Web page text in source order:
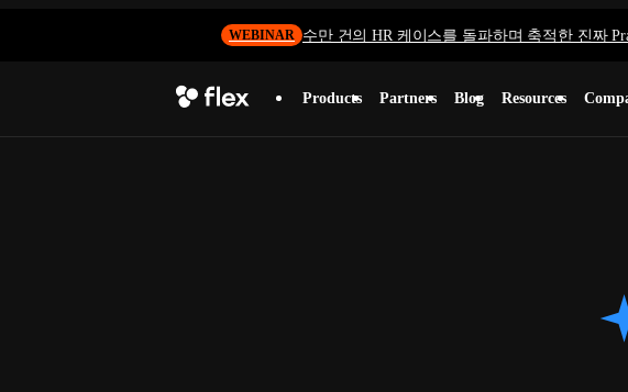
WEBINAR 수만 건의 HR 케이스를 돌파하며 축적한 진짜
Products Partners Blog Resources